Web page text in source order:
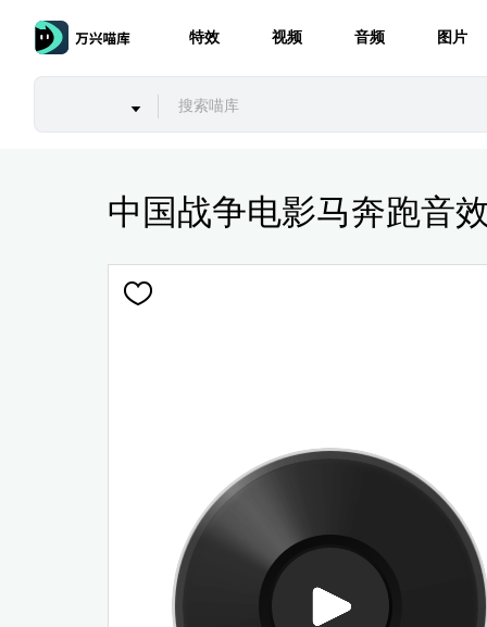
特效 视频 音频 图片
中国战争电影马奔跑音